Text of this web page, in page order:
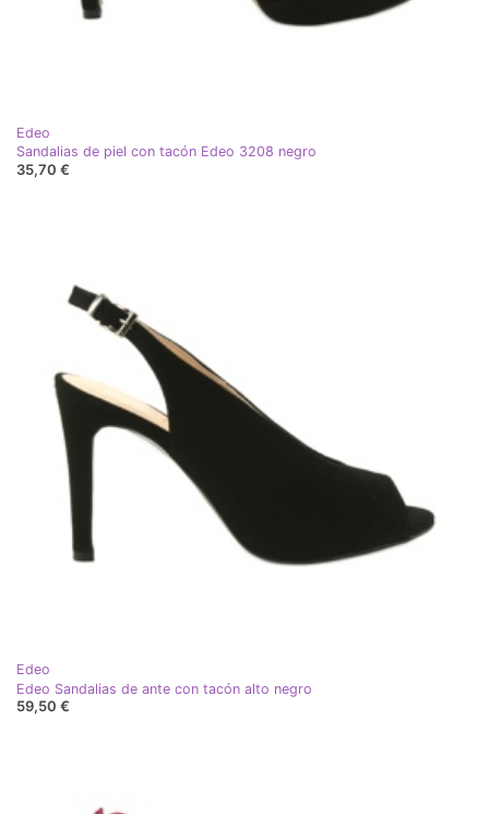
Edeo
Sandalias de piel con tacón Edeo 3208 negro
35,70 €
Edeo
Edeo Sandalias de ante con tacón alto negro
59,50 €